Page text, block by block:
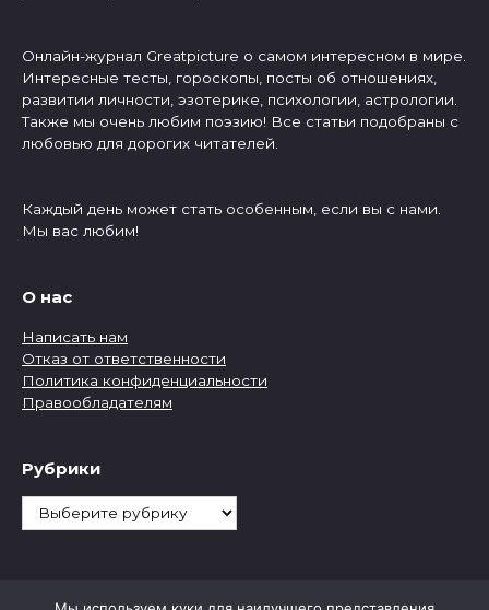
Онлайн-журнал Greatpicture о самом интересном в мире.
Интересные тесты, гороскопы, посты об отношениях,
развитии личности, эзотерике, психологии, астрологии.
Также мы очень любим поэзию! Все статьи подобраны с
любовью для дорогих читателей.
Каждый день может стать особенным, если вы с нами.
Мы вас любим!
О нас
Написать нам
Отказ от ответственности
Политика конфиденциальности
Правообладателям
Рубрики
Рубрики